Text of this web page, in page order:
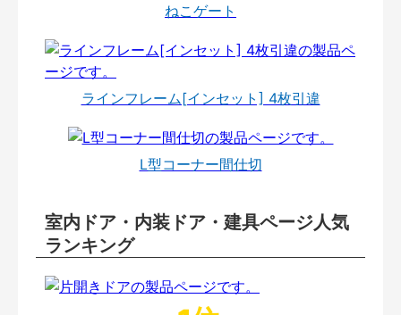
ねこゲート
ラインフレーム[インセット] 4枚引違
L型コーナー間仕切
室内ドア・内装ドア・建具ページ人気
ランキング